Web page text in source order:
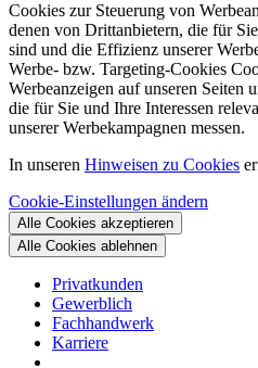
Cookies zur Steuerung von
denen von Drittanbietern, die für
sind und die Effizienz unserer
Werbe- bzw. Targeting-Cookies
Werbeanzeigen auf unseren Seiten
die für Sie und Ihre Interessen
unserer Werbekampagnen messen.
In unseren Hinweisen zu Cookies
Cookie-Einstellungen ändern
Alle Cookies akzeptieren
Alle Cookies ablehnen
Privatkunden
Gewerblich
Fachhandwerk
Karriere